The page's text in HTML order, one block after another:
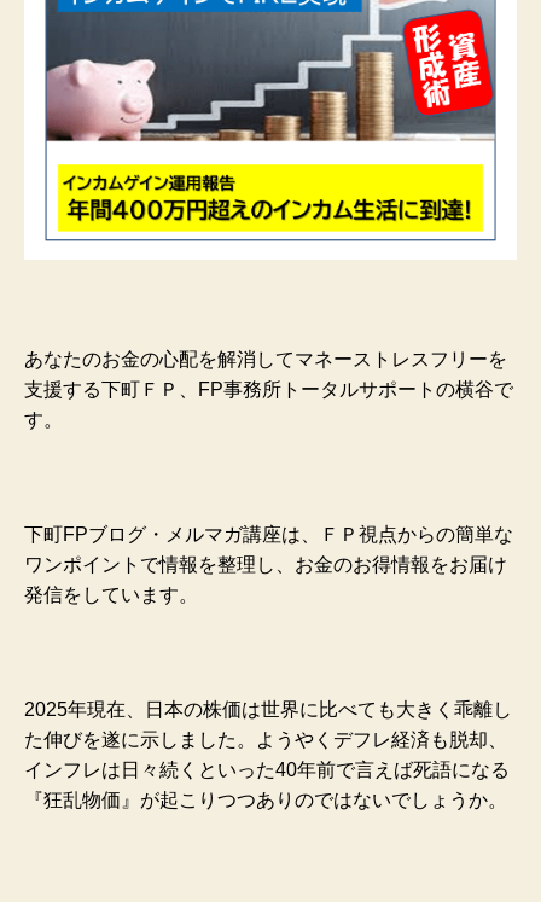
あなたのお金の心配を解消してマネーストレスフリーを
支援する下町ＦＰ、FP事務所トータルサポートの横谷で
す。
下町FPブログ・メルマガ講座は、ＦＰ視点からの簡単な
ワンポイントで情報を整理し、お金のお得情報をお届け
発信をしています。
2025年現在、日本の株価は世界に比べても大きく乖離し
た伸びを遂に示しました。ようやくデフレ経済も脱却、
インフレは日々続くといった40年前で言えば死語になる
『狂乱物価』が起こりつつありのではないでしょうか。